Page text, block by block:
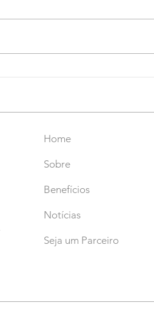
Home
Sobre
Benefícios
Notícias
Seja um Parceiro